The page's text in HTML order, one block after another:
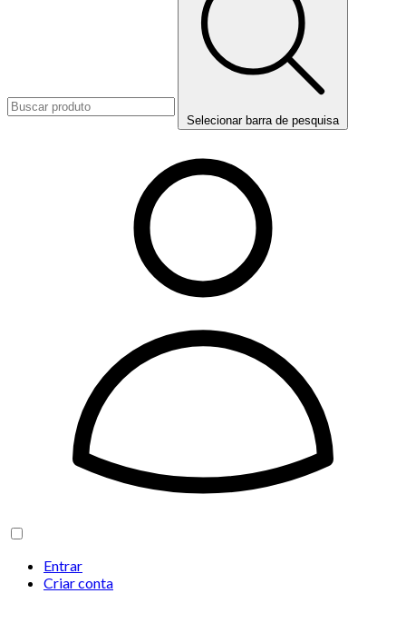
Selecionar barra de pesquisa
Entrar
Criar conta